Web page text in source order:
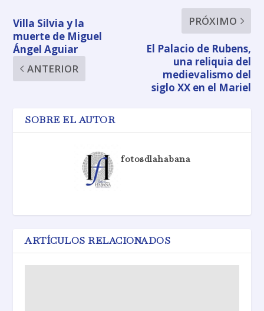
Villa Silvia y la
muerte de Miguel
Ángel Aguiar
ANTERIOR
PRÓXIMO
El Palacio de Rubens,
una reliquia del
medievalismo del
siglo XX en el Mariel
SOBRE EL AUTOR
fotosdlahabana
ARTÍCULOS RELACIONADOS